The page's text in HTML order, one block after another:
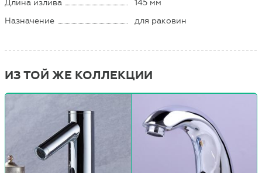
Длина излива
145 мм
Назначение
для раковин
ИЗ ТОЙ ЖЕ КОЛЛЕКЦИИ